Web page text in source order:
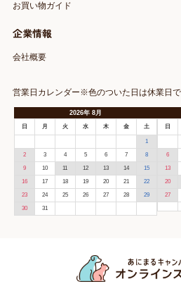
お買い物ガイド
企業情報
会社概要
営業日カレンダー※色のついた日は休業日で
2026年 8月
日 月 火 水 木 金 土
1
2 3 4 5 6 7 8
9 10 11 12 13 14 15
16 17 18 19 20 21 22
23 24 25 26 27 28 29
30 31
日
6
13
20
27